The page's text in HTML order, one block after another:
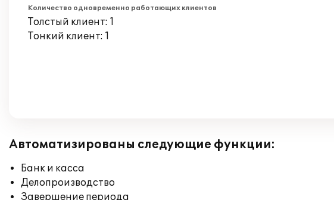
Количество одновременно работающих клиентов
Толстый клиент: 1
Тонкий клиент: 1
Автоматизированы следующие функции:
Банк и касса
Делопроизводство
Завершение периода